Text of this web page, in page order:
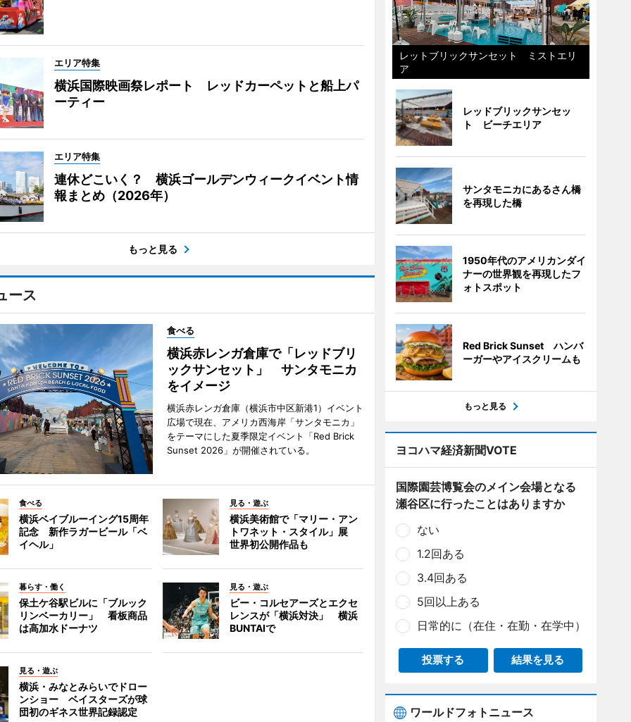
エリア特集
横浜国際映画祭レポート レッドカーペットと船上パ
ーティー
エリア特集
連休どこいく？ 横浜ゴールデンウィークイベント情
報まとめ（2026年）
もっと見る
ース
食べる
横浜赤レンガ倉庫で「レッドブリ
ックサンセット」 サンタモニカ
をイメージ
横浜赤レンガ倉庫（横浜市中区新港1）イベント
広場で現在、アメリカ西海岸「サンタモニカ」
をテーマにした夏季限定イベント「Red Brick
Sunset 2026」が開催されている。
食べる
横浜ベイブルーイング15周年
記念 新作ラガービール「ベ
イヘル」
見る・遊ぶ
横浜美術館で「マリー・アン
トワネット・スタイル」展
世界初公開作品も
暮らす・働く
保土ケ谷駅ビルに「ブルック
リンベーカリー」 看板商品
は高加水ドーナツ
見る・遊ぶ
ビー・コルセアーズとエクセ
レンスが「横浜対決」 横浜
BUNTAIで
見る・遊ぶ
横浜・みなとみらいでドロー
ンショー ベイスターズが球
団初のギネス世界記録認定
レットブリックサンセット ミストエリ
ア
レッドブリックサンセッ
ト ビーチエリア
サンタモニカにあるさん橋
を再現した橋
1950年代のアメリカンダイ
ナーの世界観を再現したフ
ォトスポット
Red Brick Sunset ハンバ
ーガーやアイスクリームも
もっと見る
ヨコハマ経済新聞VOTE
国際園芸博覧会のメイン会場となる
瀬谷区に行ったことはありますか
ない
1.2回ある
3.4回ある
5回以上ある
日常的に（在住・在勤・在学中）
投票する 結果を見る
ワールドフォトニュース